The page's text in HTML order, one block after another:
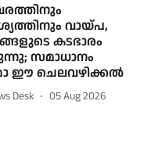
വായ്പ,
കടഭാരം
സമാധാനം
ഈ ചെലവഴിക്കല്‍
Desk 05 Aug 2026